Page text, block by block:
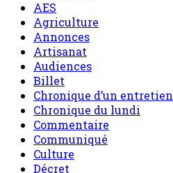
AES
Agriculture
Annonces
Artisanat
Audiences
Billet
Chronique d’un entretien
Chronique du lundi
Commentaire
Communiqué
Culture
Décret